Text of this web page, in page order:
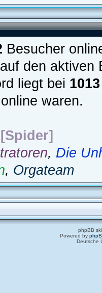
Besucher
den aktiven
liegt bei 1013
waren.
, Die
, Orgateam
phpBB
Powered by
Deutsche